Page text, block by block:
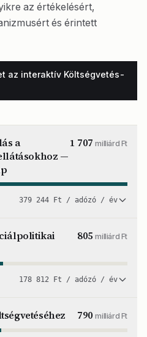
az értékelésért,
és érintett
az interaktív Költségvetés-
a
—
1 707milliárd Ft
379 244 Ft / adózó / év
805milliárd Ft
178 812 Ft / adózó / év
790milliárd Ft